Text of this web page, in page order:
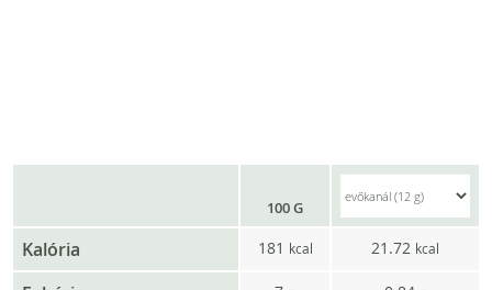
100 G
Kalória 181 kcal 21.72 kcal